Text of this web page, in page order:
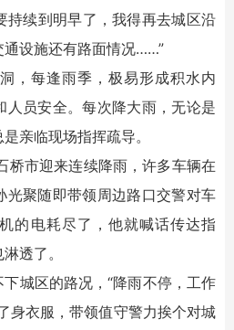
持续到明早了，我得再去城区沿
通设施还有路面情况……”
，每逢雨季，极易形成积水内
人员安全。每次降大雨，无论是
亲临现场指挥疏导。
市迎来连续降雨，许多车辆在
光聚随即带领周边路口交警对车
的电耗尽了，他就喊话传达指
透了。
城区的路况，“降雨不停，工作
身衣服，带领值守警力挨个对城